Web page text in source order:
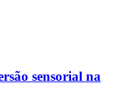
sensorial na